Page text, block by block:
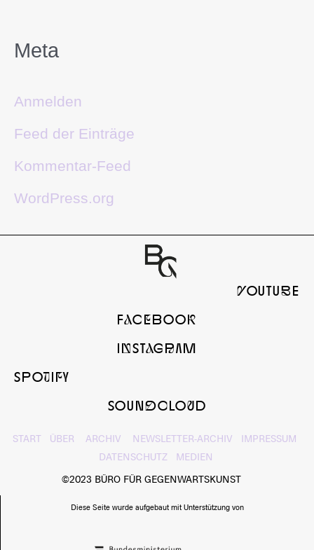
Meta
Anmelden
Feed der Einträge
Kommentar-Feed
WordPress.org
yOUTUbE
FaCeBOOk
InSTaGrAM
SPOtIfY
SOUNdcLOuD
START ÜBER ARCHIV NEWSLETTER-ARCHIV
IMPRESSUM
DATENSCHUTZ
MEDIEN
©2023 BÜRO FÜR GEGENWARTSKUNST
Diese Seite wurde aufgebaut mit Unterstützung von